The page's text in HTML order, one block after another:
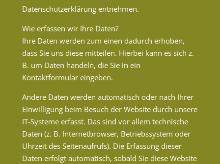
Datenschutzerklärung entnehmen.
Wie erfassen wir Ihre Daten?
Ihre Daten werden zum einen dadurch erhoben,
dass Sie uns diese mitteilen. Hierbei kann es sich z.
B. um Daten handeln, die Sie in ein
Kontaktformular eingeben.
Andere Daten werden automatisch oder nach Ihrer
Einwilligung beim Besuch der Website durch unsere
IT-Systeme erfasst. Das sind vor allem technische
Daten (z. B. Internetbrowser, Betriebssystem oder
Uhrzeit des Seitenaufrufs). Die Erfassung dieser
Daten erfolgt automatisch, sobald Sie diese Website